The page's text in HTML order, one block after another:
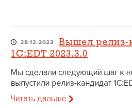
28.12.2023
Вышел релиз-
1C:EDT 2023.3.0
Мы сделали следующий шаг к
выпустили релиз-кандидат
Читать дальше